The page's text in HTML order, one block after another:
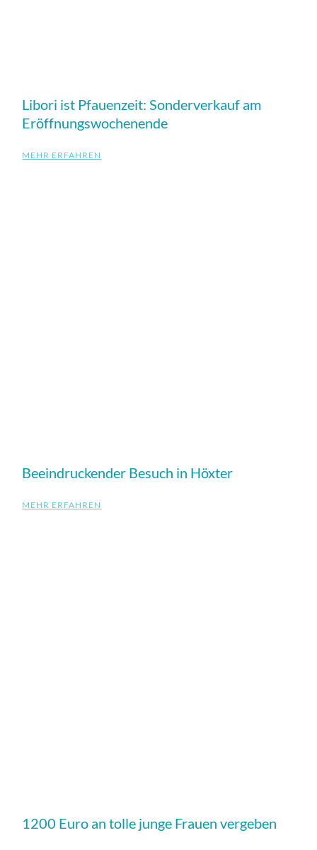
Libori ist Pfauenzeit: Sonderverkauf am
Eröffnungswochenende
MEHR ERFAHREN
Beeindruckender Besuch in Höxter
MEHR ERFAHREN
1200 Euro an tolle junge Frauen vergeben